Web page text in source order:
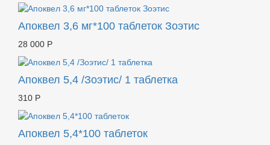
Апоквел 3,6 мг*100 таблеток Зоэтис
28 000 Р
Апоквел 5,4 /Зоэтис/ 1 таблетка
310 Р
Апоквел 5,4*100 таблеток